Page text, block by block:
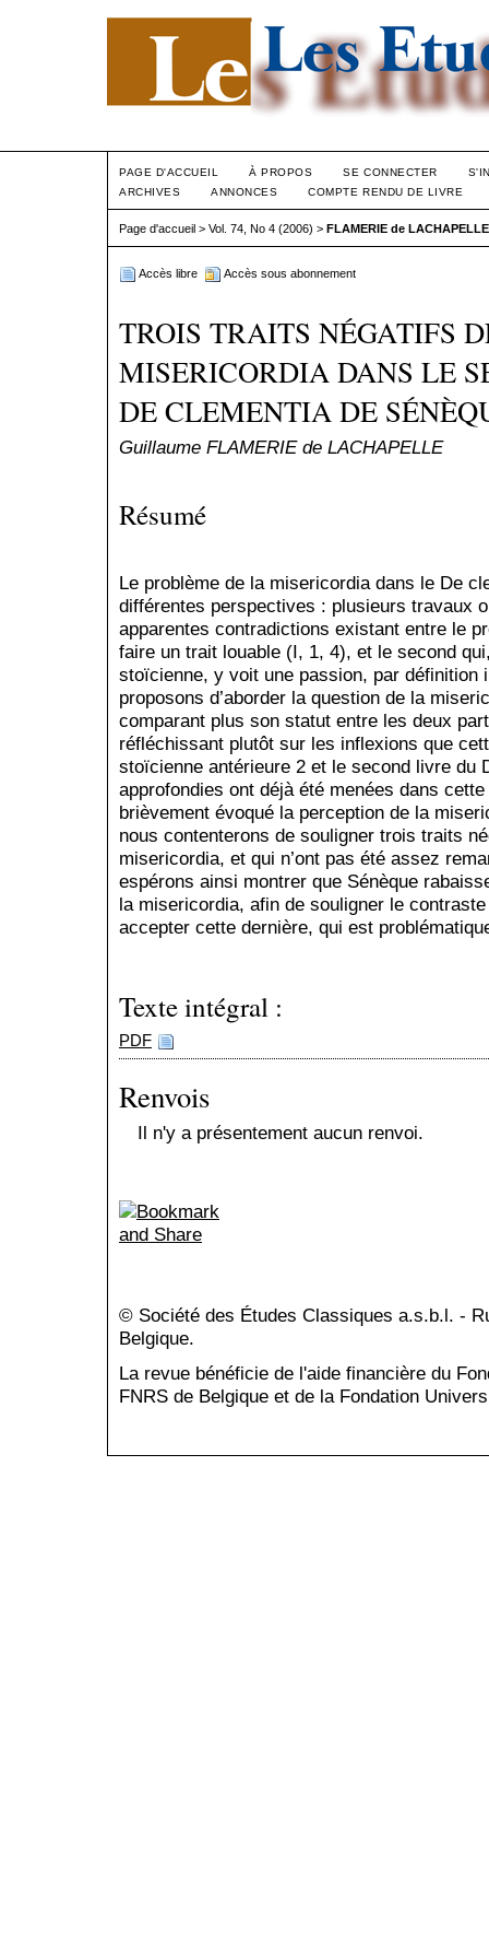
PAGE D'ACCUEIL À PROPOS SE CONNECTER
ARCHIVES
ANNONCES COMPTE RENDU DE LIVRE
Page d'accueil > Vol. 74, No 4 (2006) > FLAMERIE de LACHAPELLE
Accès libre Accès sous abonnement
TROIS TRAITS NÉGATIFS
MISERICORDIA DANS LE
DE CLEMENTIA DE
Guillaume FLAMERIE de LACHAPELLE
Résumé
Le problème de la misericordia dans le De
différentes perspectives : plusieurs travaux
apparentes contradictions existant entre le
faire un trait louable (I, 1, 4), et le second
stoïcienne, y voit une passion, par définition
proposons d’aborder la question de la
comparant plus son statut entre les deux
réfléchissant plutôt sur les inflexions que
stoïcienne antérieure 2 et le second livre du
approfondies ont déjà été menées dans
brièvement évoqué la perception de la
nous contenterons de souligner trois traits
misericordia, et qui n’ont pas été assez
espérons ainsi montrer que Sénèque
la misericordia, afin de souligner le
accepter cette dernière, qui est
Texte intégral :
PDF
Renvois
Il n'y a présentement aucun renvoi.
© Société des Études Classiques a.s.b.l. -
Belgique.
La revue bénéficie de l'aide financière du
FNRS de Belgique et de la Fondation